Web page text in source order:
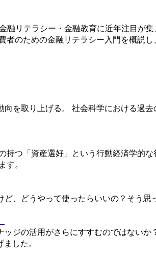
リテラシー・金融教育に近年注目が
のための金融リテラシー入門を概説
を取り上げる。 社会科学における過
つ「資産選好」という行動経済学的
。
、どうやって使ったらいいの？そう思
ジの活用がさらにすすむのではない
した。